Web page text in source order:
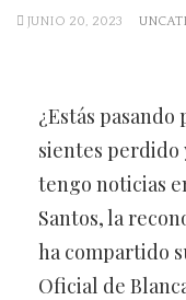
JUNIO 20, 2023
¿Estás
sientes perdido
tengo noticias
Santos, la
ha compartido
Oficial de